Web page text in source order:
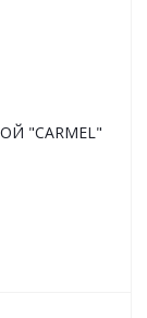
"CARMEL"